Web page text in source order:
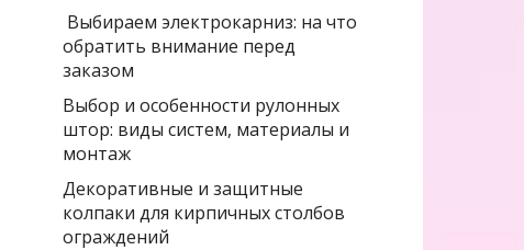
Выбираем электрокарниз: на что
обратить внимание перед
заказом
Выбор и особенности рулонных
штор: виды систем, материалы и
монтаж
Декоративные и защитные
колпаки для кирпичных столбов
ограждений